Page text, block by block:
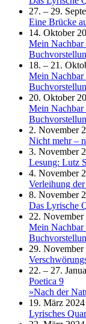
27. – 29.
Eine Brücke
14. Oktober
Mein
18. – 21.
Mein
20. Oktober
Mein
2. November
Nicht mehr –
3. November
Lesung: Lutz
4. November
Verleihung
8. November
Das Lyrische
22. November
Mein
29. November
22. – 27.
Poetica 9
»Nach der
19. März 2024
Lyrisches